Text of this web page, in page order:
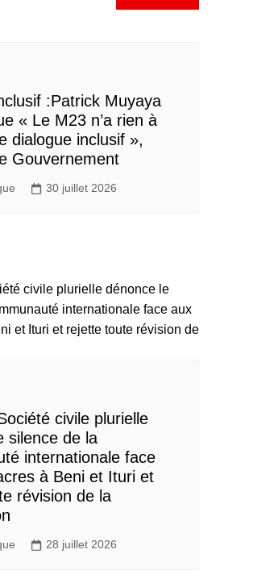
:Patrick Muyaya
« Le M23 n’a rien à
dialogue inclusif »,
Gouvernement
30 juillet 2026
civile plurielle
silence de la
internationale face
à Beni et Ituri et
révision de la
28 juillet 2026